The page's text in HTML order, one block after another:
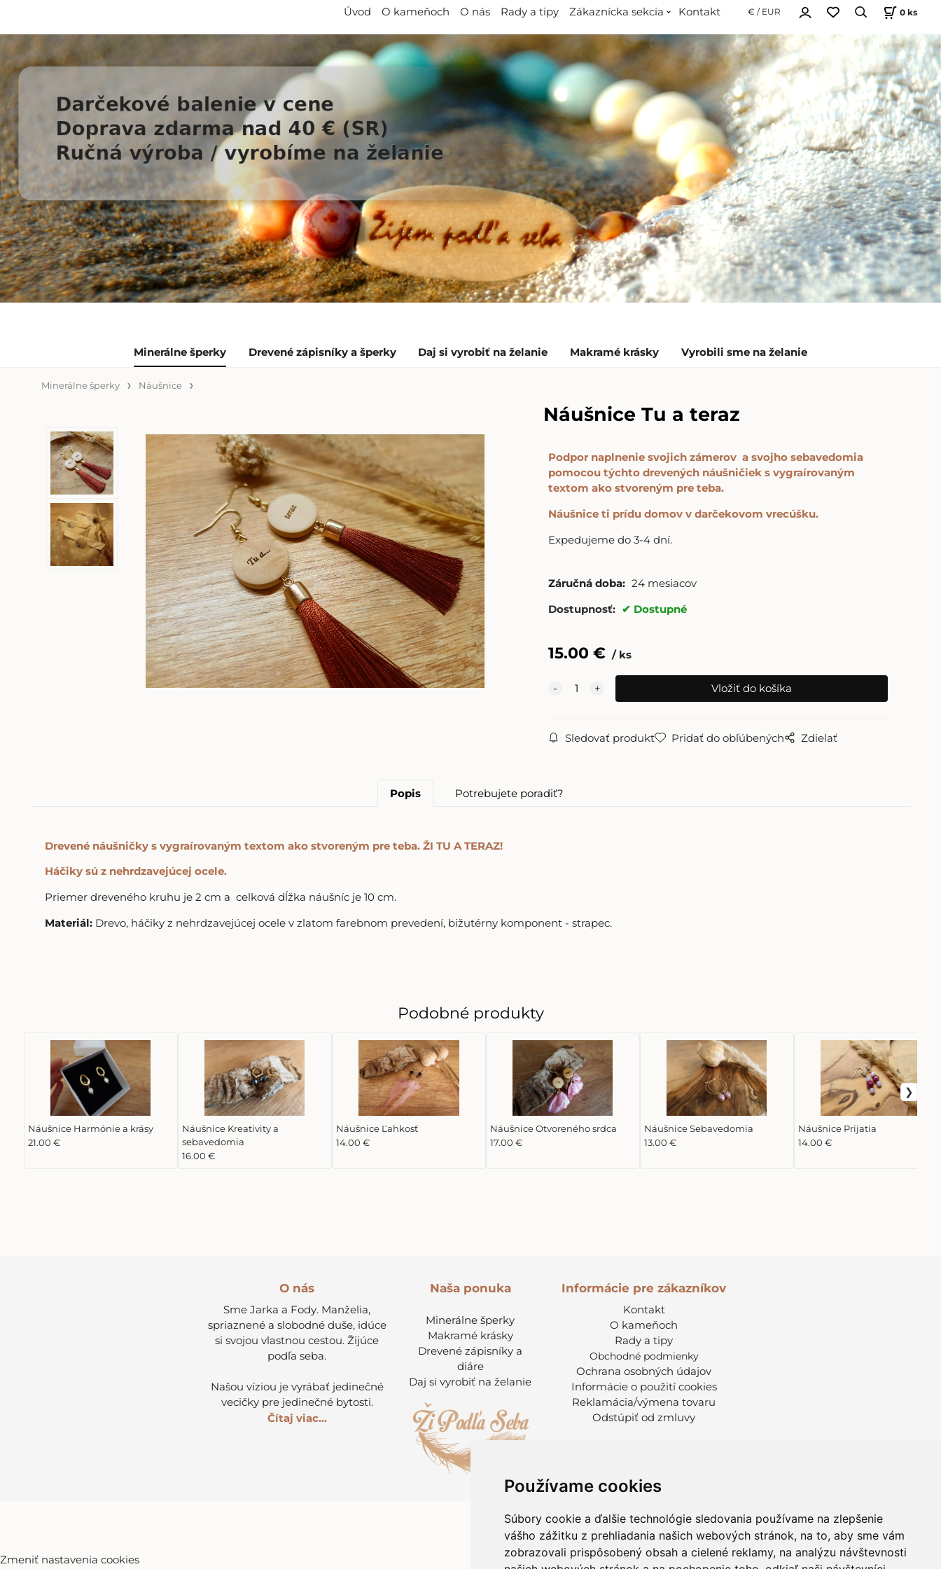
Používame cookies
Súbory cookie a ďalšie technológie sledovania používame na zlepšenie
vášho zážitku z prehliadania našich webových stránok, na to, aby sme vám
zobrazovali prispôsobený obsah a cielené reklamy, na analýzu návštevnosti
Úvod O kameňoch O nás Rady a tipy Zákaznícka sekcia Kontakt € / EUR 0 ks
Minerálne šperky Drevené zápisníky a šperky Daj si vyrobiť na želanie Makramé krásky Vyrobili sme na želanie
Minerálne šperky Náušnice
Náušnice Tu a teraz
Podpor naplnenie svojich zámerov a svojho sebavedomia
pomocou týchto drevených náušničiek s vygraírovaným
textom ako stvoreným pre teba.
Náušnice ti prídu domov v darčekovom vrecúšku.
Expedujeme do 3-4 dní.
Záručná doba: 24 mesiacov
Dostupnosť: Dostupné
15.00 € ks
Sledovať produkt Pridať do obľúbených Zdielať
Popis Potrebujete poradiť?
Drevené náušničky s vygraírovaným textom ako stvoreným pre teba. ŽI TU A TERAZ!
Háčiky sú z nehrdzavejúcej ocele.
Priemer dreveného kruhu je 2 cm a celková dĺžka náušníc je 10 cm.
Materiál:Drevo, háčiky z nehrdzavejúcej ocele v zlatom farebnom prevedení, bižutérny komponent - strapec.
Podobné produkty
Náušnice Harmónie a krásy
21.00 €
Náušnice Kreativity a
sebavedomia
16.00 €
Náušnice Ľahkosť
14.00 €
Náušnice Otvoreného srdca
17.00 €
Náušnice Sebavedomia
13.00 €
Náušnice Prijatia
14.00 €
O nás
Sme Jarka a Fody. Manželia,
spriaznené a slobodné duše, idúce
si svojou vlastnou cestou. Žijúce
podľa seba.
Našou víziou je vyrábať jedinečné
vecičky pre jedinečné bytosti.
Čítaj viac...
Naša ponuka
Minerálne šperky
Makramé krásky
Drevené zápisníky a
diáre
Daj si vyrobiť na želanie
Informácie pre zákazníkov
Kontakt
O kameňoch
Rady a tipy
Obchodné podmienky
Ochrana osobných údajov
Informácie o použití cookies
Reklamácia/výmena tovaru
Odstúpiť od zmluvy
Zmeniť nastavenia cookies